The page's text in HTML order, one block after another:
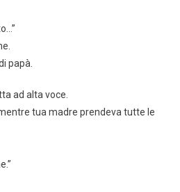
papà.
ad alta voce.
mentre tua madre prendeva tutte le